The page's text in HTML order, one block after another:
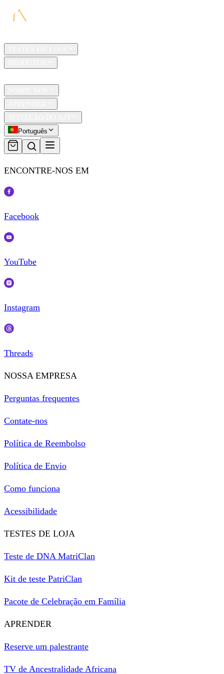
Português
ENCONTRE-NOS EM
Facebook
YouTube
Instagram
Threads
NOSSA EMPRESA
Perguntas frequentes
Contate-nos
Política de Reembolso
Política de Envio
Como funciona
Acessibilidade
TESTES DE LOJA
Teste de DNA MatriClan
Kit de teste PatriClan
Pacote de Celebração em Família
APRENDER
Reserve um palestrante
TV de Ancestralidade Africana